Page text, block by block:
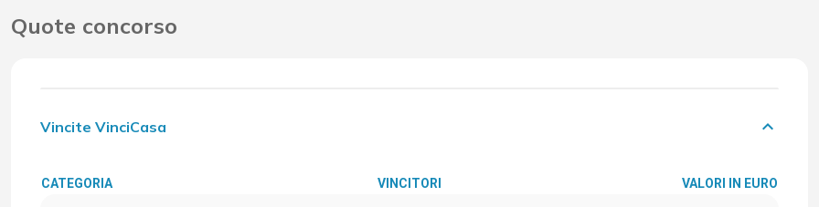
Quote concorso
Vincite VinciCasa keyboard_arrow_down
CATEGORIA VINCITORI VALORI IN EURO